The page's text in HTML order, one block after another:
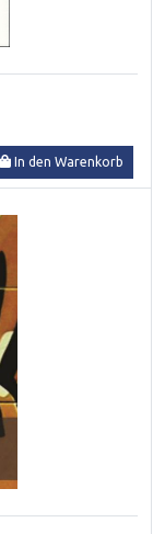
In den Warenkorb